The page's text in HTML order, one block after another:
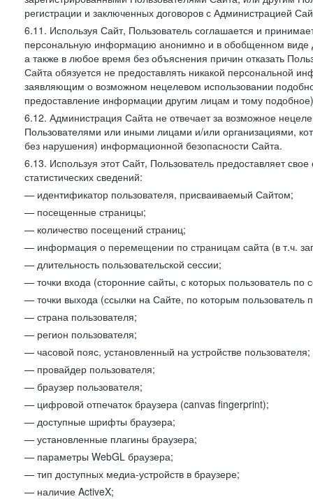
регистрации и заключенных договоров с Администрацией
6.11. Используя Сайт, Пользователь соглашается и
персональную информацию анонимно и в обобщенном виде
а также в любое время без объяснения причин отказать
Сайта обязуется не предоставлять никакой персональной
заявляющим о возможном нецелевом использовании
предоставление информации другим лицам и тому
6.12. Администрация Сайта не отвечает за возможное
Пользователями или иными лицами и/или организациями,
без нарушения) информационной безопасности Сайта.
6.13. Используя этот Сайт, Пользователь предоставляет
статистических сведений:
— идентификатор пользователя, присваиваемый Сайтом;
— посещенные страницы;
— количество посещений страниц;
— информация о перемещении по страницам сайта (в т.ч.
— длительность пользовательской сессии;
— точки входа (сторонние сайты, с которых пользователь по
— точки выхода (ссылки на Сайте, по которым пользователь
— страна пользователя;
— регион пользователя;
— часовой пояс, установленный на устройстве пользователя;
— провайдер пользователя;
— браузер пользователя;
— цифровой отпечаток браузера (canvas fingerprint);
— доступные шрифты браузера;
— установленные плагины браузера;
— параметры WebGL браузера;
— тип доступных медиа-устройств в браузере;
— наличие ActiveX;